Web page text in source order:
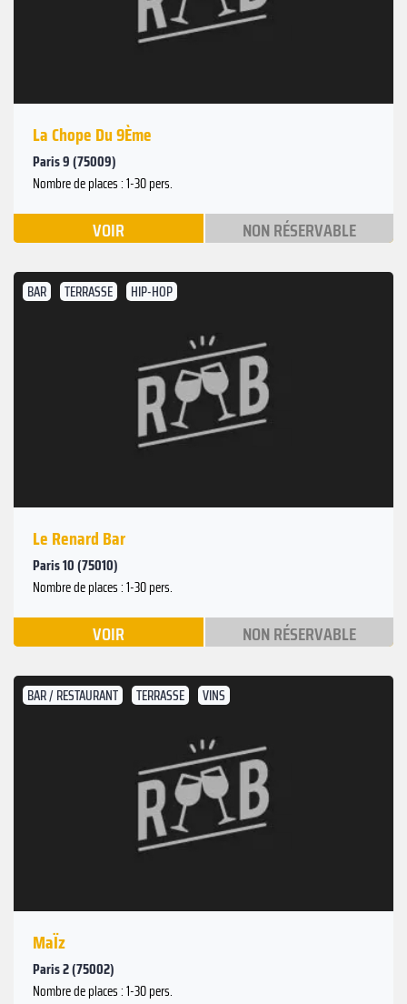
La Chope Du 9Ème
Paris 9 (75009)
Nombre de places : 1-30 pers.
VOIR NON RÉSERVABLE
BAR TERRASSE HIP-HOP
Le Renard Bar
Paris 10 (75010)
Nombre de places : 1-30 pers.
VOIR NON RÉSERVABLE
BAR / RESTAURANT TERRASSE VINS
MaÏz
Paris 2 (75002)
Nombre de places : 1-30 pers.